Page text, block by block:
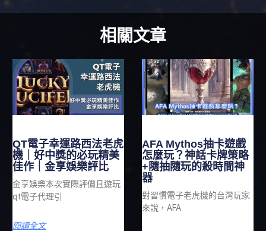
相關文章
QT電子幸運路西法老虎
機｜好中獎的必玩精美
佳作｜金享娛樂評比
金享娛樂本次實際評價且遊玩
qt電子代理引
閱讀全文
AFA Mythos抽卡遊戲
怎麼玩？神話卡牌策略
+隨抽隨玩的殺時間神
器
對習慣電子老虎機的台灣玩家
來說，AFA